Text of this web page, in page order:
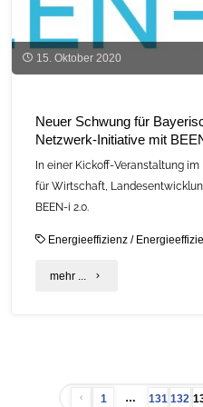
15. Oktober 2020
Neuer Schwung für
Netzwerk-Initiative mit
In einer Kickoff-Veranstaltung
für Wirtschaft,
BEEN-i 2.0.
Energieeffizienz /
mehr ... "Neuer
EnergieEffizienz-
1 … 131 132